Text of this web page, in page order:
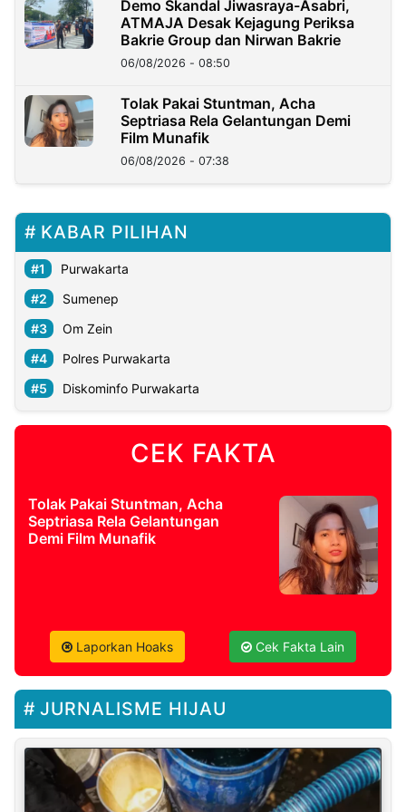
Demo Skandal Jiwasraya-Asabri,
ATMAJA Desak Kejagung Periksa
Bakrie Group dan Nirwan Bakrie
06/08/2026 - 08:50
Tolak Pakai Stuntman, Acha
Septriasa Rela Gelantungan Demi
Film Munafik
06/08/2026 - 07:38
KABAR PILIHAN
Purwakarta
Sumenep
Om Zein
Polres Purwakarta
Diskominfo Purwakarta
CEK FAKTA
Tolak Pakai Stuntman, Acha
Septriasa Rela Gelantungan
Demi Film Munafik
Laporkan Hoaks Cek Fakta Lain
JURNALISME HIJAU